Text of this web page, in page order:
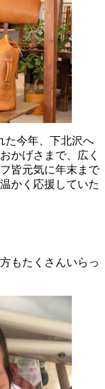
た今年、下北沢へ
かげさまで、広く
皆元気に年末まで
かく応援していた
もたくさんいらっ